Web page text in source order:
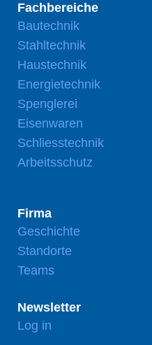
Fachbereiche
Bautechnik
Stahltechnik
Haustechnik
Energietechnik
Spenglerei
Eisenwaren
Schliesstechnik
Arbeitsschutz
Firma
Geschichte
Standorte
Teams
Newsletter
Log in